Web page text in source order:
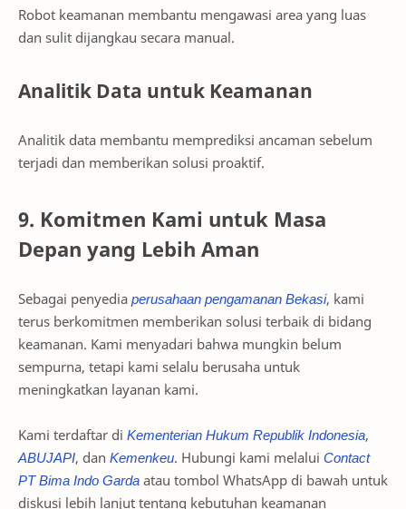
Robot keamanan membantu mengawasi area yang luas
dan sulit dijangkau secara manual.
Analitik Data untuk Keamanan
Analitik data membantu memprediksi ancaman sebelum
terjadi dan memberikan solusi proaktif.
9. Komitmen Kami untuk Masa
Depan yang Lebih Aman
Sebagai penyedia perusahaan pengamanan Bekasi, kami
terus berkomitmen memberikan solusi terbaik di bidang
keamanan. Kami menyadari bahwa mungkin belum
sempurna, tetapi kami selalu berusaha untuk
meningkatkan layanan kami.
Kami terdaftar di Kementerian Hukum Republik Indonesia,
ABUJAPI, dan Kemenkeu. Hubungi kami melalui Contact
PT Bima Indo Garda atau tombol WhatsApp di bawah untuk
diskusi lebih lanjut tentang kebutuhan keamanan